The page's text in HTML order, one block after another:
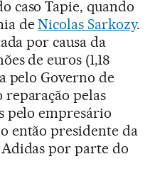
caso Tapie, quando
deNicolas Sarkozy.
por causa da
de euros (1,18
pelo Governo de
reparação pelas
pelo empresário
então presidente da
por parte do